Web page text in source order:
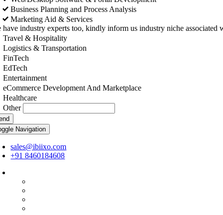
Business Planning and Process Analysis
Marketing Aid & Services
have industry experts too, kindly inform us industry niche associated
Travel & Hospitality
Logistics & Transportation
FinTech
EdTech
Entertainment
eCommerce Development And Marketplace
Healthcare
Other
Navigation
sales@ibiixo.com
+91 8460184608